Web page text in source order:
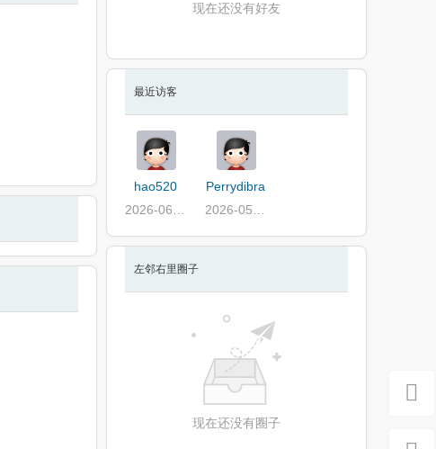
现在还没有好友
最近访客
hao520
Perrydibra
左邻右里圈子
现在还没有圈子